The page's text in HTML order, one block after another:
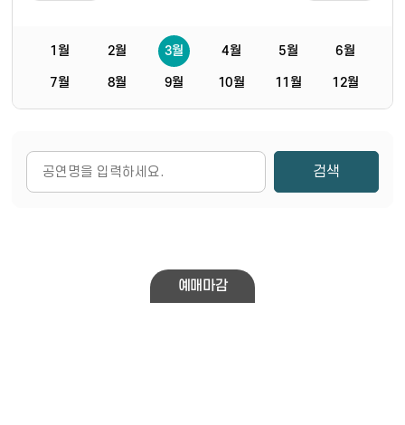
1월 2월 3월 4월 5월 6월
7월 8월 9월 10월 11월 12월
검색
예매마감